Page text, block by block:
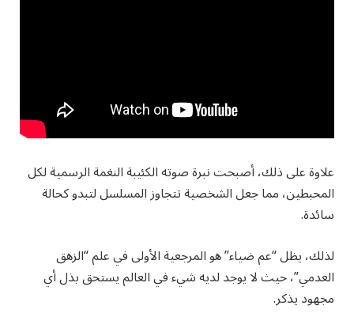
علاوة على ذلك، أصبحت نبرة صوته الكئيبة النغمة الرسمية لكل
المحبطين، مما جعل الشخصية تتجاوز المسلسل لتبدو كحالة
سائدة.
لذلك، يظل “عم ضياء” هو المرجعية الأولى في علم “الزهق
العدمي”، حيث لا يوجد لديه شيء في العالم يستحق بذل أي
مجهود يذكر.